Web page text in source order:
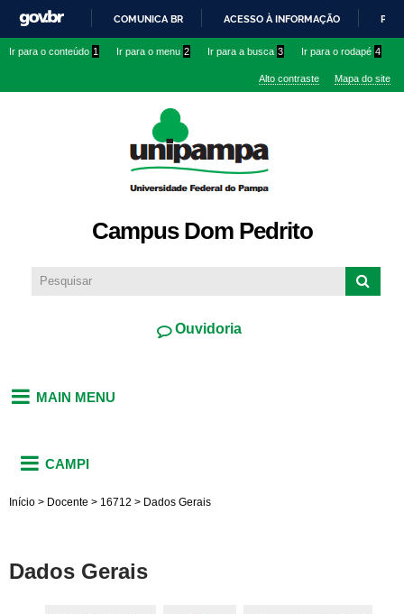
conteúdo
IR
O
COMUNICA BR ACESSO À INFORMAÇÃO
Ir para o conteúdo 1 Ir para o menu 2 Ir para a busca 3 Ir para o rodapé 4
Alto contraste Mapa do site
Campus Dom Pedrito
Ouvidoria
MAIN MENU
CAMPI
Início > Docente > 16712 > Dados Gerais
Dados Gerais